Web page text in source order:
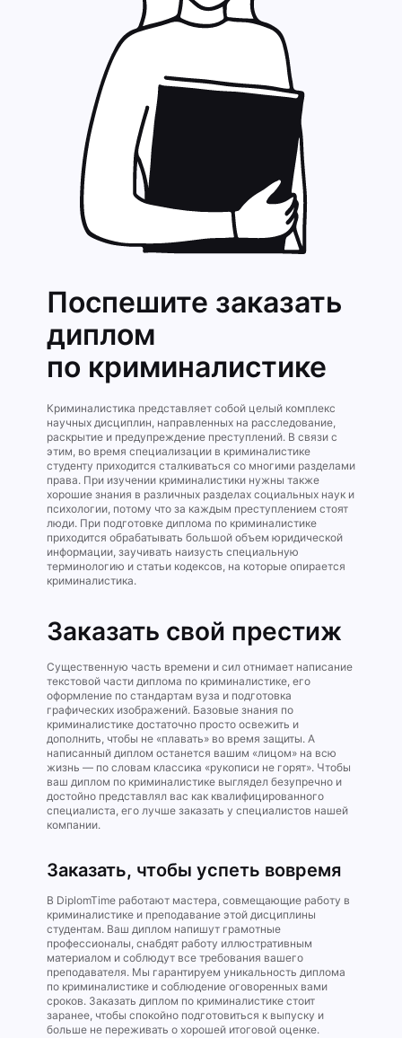
Поспешите заказать
диплом
по криминалис­тике
Криминалистика представляет собой целый комплекс
научных дисциплин, направленных на расследование,
раскрытие и предупреждение преступлений. В связи с
этим, во время специализации в криминалистике
студенту приходится сталкиваться со многими разделами
права. При изучении криминалистики нужны также
хорошие знания в различных разделах социальных наук и
психологии, потому что за каждым преступлением стоят
люди. При подготовке диплома по криминалистике
приходится обрабатывать большой объем юридической
информации, заучивать наизусть специальную
терминологию и статьи кодексов, на которые опирается
криминалистика.
Заказать свой престиж
Существенную часть времени и сил отнимает написание
текстовой части диплома по криминалистике, его
оформление по стандартам вуза и подготовка
графических изображений. Базовые знания по
криминалистике достаточно просто освежить и
дополнить, чтобы не «плавать» во время защиты. А
написанный диплом останется вашим «лицом» на всю
жизнь — по словам классика «рукописи не горят». Чтобы
ваш диплом по криминалистике выглядел безупречно и
достойно представлял вас как квалифицированного
специалиста, его лучше заказать у специалистов нашей
компании.
Заказать, чтобы успеть вовремя
В DiplomTime работают мастера, совмещающие работу в
криминалистике и преподавание этой дисциплины
студентам. Ваш диплом напишут грамотные
профессионалы, снабдят работу иллюстративным
материалом и соблюдут все требования вашего
преподавателя. Мы гарантируем уникальность диплома
по криминалистике и соблюдение оговоренных вами
сроков. Заказать диплом по криминалистике стоит
заранее, чтобы спокойно подготовиться к выпуску и
больше не переживать о хорошей итоговой оценке.